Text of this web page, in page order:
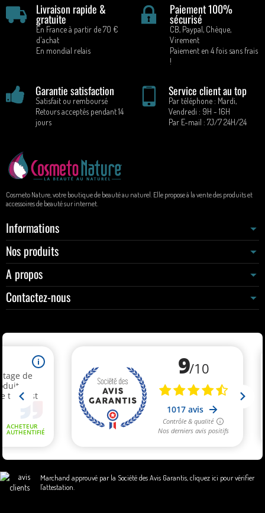
Livraison rapide &
gratuite
En France à partir de 70 €
d'achat
En mondial relais
Paiement 100%
sécurisé
CB, Paypal, Chèque,
Virement
Paiement en 4 fois sans frais
!
Garantie satisfaction
Satisfait ou remboursé
Retours acceptés pendant 14
jours
Service client au top
Par téléphone : Mardi,
Vendredi : 9H - 16H
Par E-mail : 7J/7 24H/24
Cosmeto Nature, votre boutique de beauté au naturel. Elle propose à la vente des produits et
accessoires de beauté sur internet.
Informations
Nos produits
A propos
Contactez-nous
Marchand approuvé par la Société des Avis Garantis, cliquez ici pour vérifier
l'attestation